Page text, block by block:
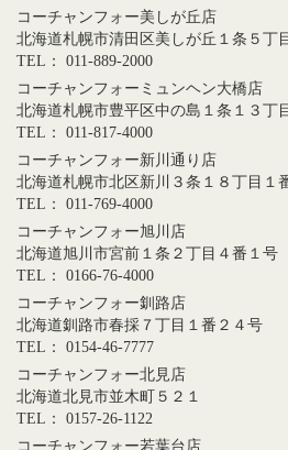
コーチャンフォー美しが丘店
北海道札幌市清田区美しが丘１条５丁
TEL： 011-889-2000
コーチャンフォーミュンヘン大橋店
北海道札幌市豊平区中の島１条１３丁
TEL： 011-817-4000
コーチャンフォー新川通り店
北海道札幌市北区新川３条１８丁目１
TEL： 011-769-4000
コーチャンフォー旭川店
北海道旭川市宮前１条２丁目４番１号
TEL： 0166-76-4000
コーチャンフォー釧路店
北海道釧路市春採７丁目１番２４号
TEL： 0154-46-7777
コーチャンフォー北見店
北海道北見市並木町５２１
TEL： 0157-26-1122
コーチャンフォー若葉台店